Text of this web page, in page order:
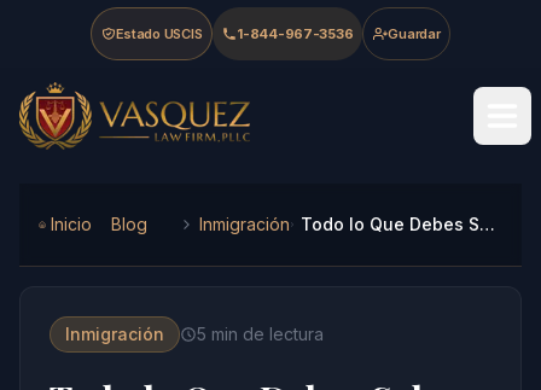
Skip to main content
Skip to navigation
Skip to footer
Estado USCIS 1-844-967-3536 Guardar
Vasquez Law Firm - Home
Inicio Blog Inmigración Todo lo Que Debes Saber sobre USCIS para Inmigrantes en 2026
Inmigración 5 min de lectura